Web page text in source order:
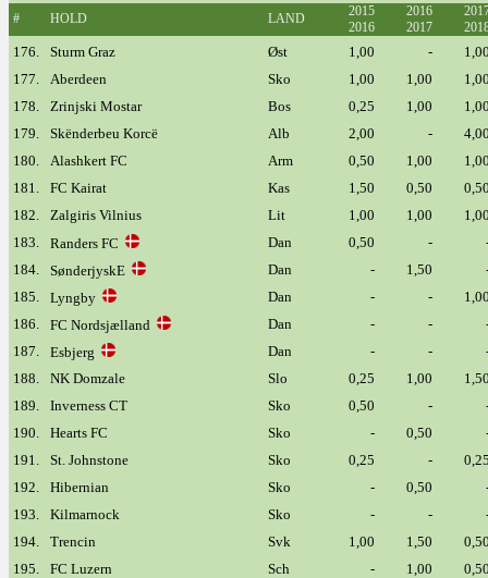
# HOLD LAND
2015
2016
2016
2017
176. Sturm Graz Øst 1,00 -
177.
Aberdeen Sko 1,00 1,00
178.
Zrinjski Mostar Bos 0,25 1,00
179.
Skënderbeu Korcë Alb 2,00 -
180.
Alashkert FC Arm 0,50 1,00
181.
FC Kairat Kas 1,50 0,50
182.
Zalgiris Vilnius Lit 1,00 1,00
183.
Randers FC Dan 0,50 -
184.
SønderjyskE Dan - 1,50
185.
Lyngby Dan - -
186.
FC Nordsjælland Dan - -
187.
Esbjerg Dan - -
188.
NK Domzale Slo 0,25 1,00
189.
Inverness CT Sko 0,50 -
190.
Hearts FC Sko - 0,50
191.
St. Johnstone Sko 0,25 -
192.
Hibernian Sko - 0,50
193.
Kilmarnock Sko - -
194.
Trencin Svk 1,00 1,50
195.
FC Luzern Sch - 1,00